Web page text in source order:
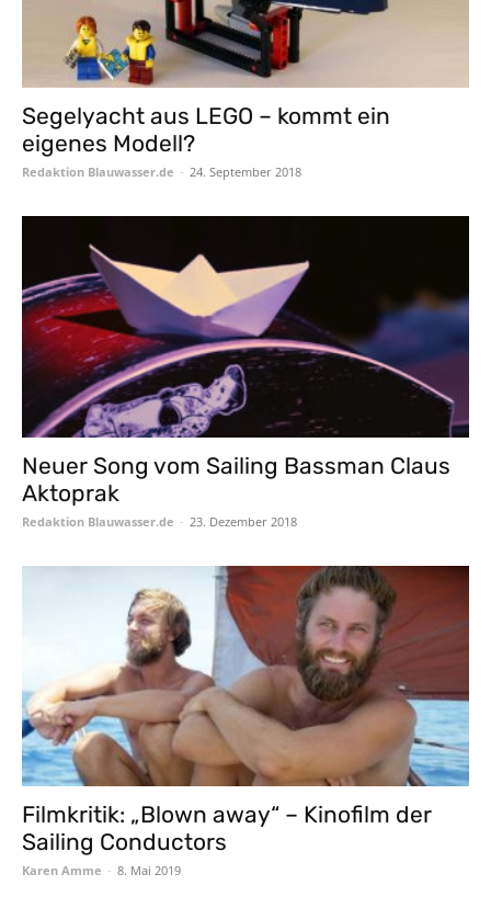
Segelyacht aus LEGO – kommt ein
eigenes Modell?
Redaktion Blauwasser.de - 24. September 2018
Neuer Song vom Sailing Bassman Claus
Aktoprak
Redaktion Blauwasser.de - 23. Dezember 2018
Filmkritik: „Blown away“ – Kinofilm der
Sailing Conductors
Karen Amme - 8. Mai 2019